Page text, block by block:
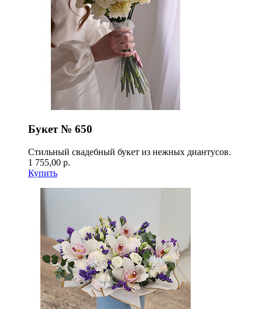
Букет № 650
Стильный свадебный букет из нежных диантусов.
1 755,00 р.
Купить